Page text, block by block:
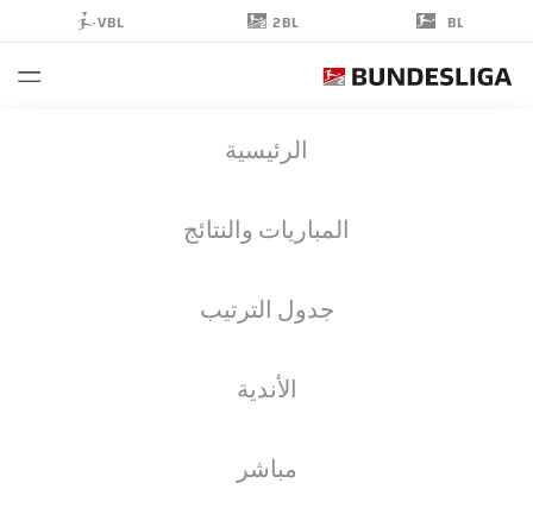
BL
2BL
VBL
الرئيسية
المباريات والنتائج
جدول الترتيب
الأندية
مباشر